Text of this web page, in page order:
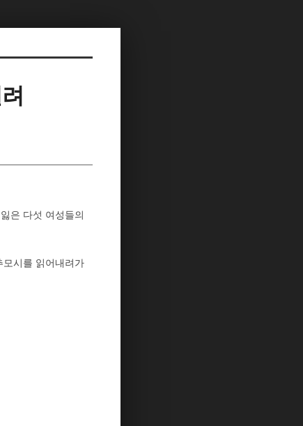
은 다섯 여성들의
시를 읽어내려가